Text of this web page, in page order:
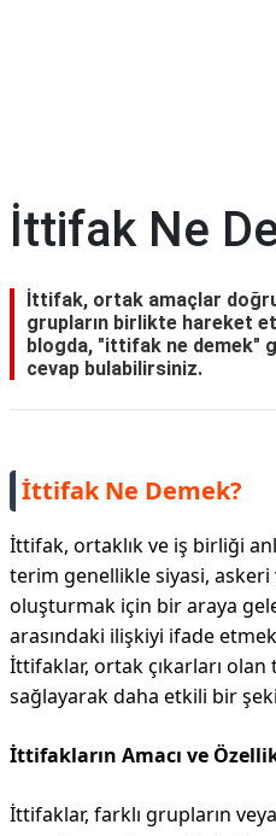
İttifak Ne
İttifak, ortak amaçlar
grupların birlikte hareket
blogda, "ittifak ne demek"
cevap bulabilirsiniz.
İttifak Ne Demek?
İttifak, ortaklık ve iş birliği
terim genellikle siyasi,
oluşturmak için bir araya
arasındaki ilişkiyi ifade
İttifaklar, ortak çıkarları
sağlayarak daha etkili bir
İttifakların Amacı ve
İttifaklar, farklı grupların